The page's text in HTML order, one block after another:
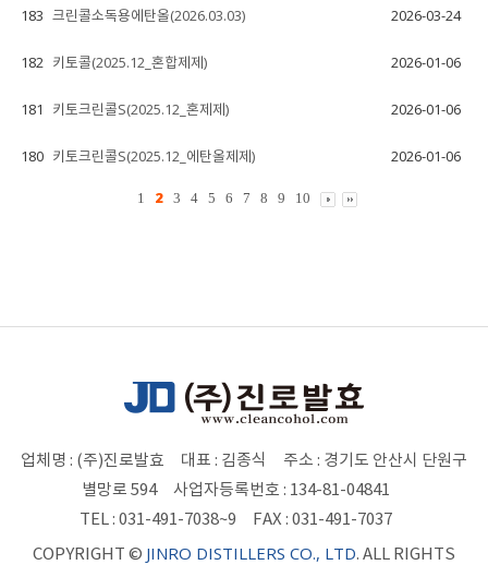
183 크린콜소독용에탄올(2026.03.03) 2026-03-24
182 키토콜(2025.12_혼합제제) 2026-01-06
181 키토크린콜S(2025.12_혼제제) 2026-01-06
180 키토크린콜S(2025.12_에탄올제제) 2026-01-06
1 2 3 4 5 6 7 8 9 10
업체명 : (주)진로발효 대표 : 김종식
주소 : 경기도 안산시 단원구
별망로 594
사업자등록번호 : 134-81-04841
TEL : 031-491-7038~9
FAX : 031-491-7037
COPYRIGHT © JINRO DISTILLERS CO., LTD. ALL RIGHTS